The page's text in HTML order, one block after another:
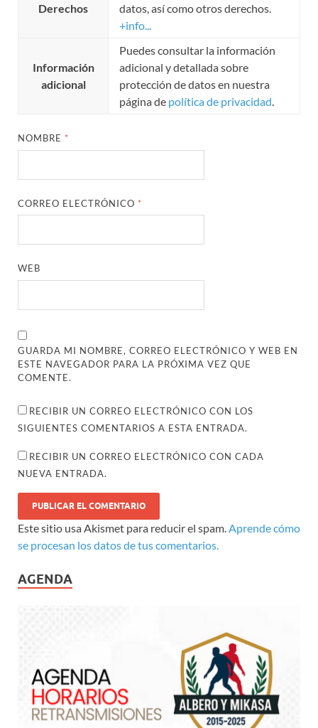
Derechos
datos, así como otros derechos.
+info...
Información
adicional
Puedes consultar la información
adicional y detallada sobre
protección de datos en nuestra
página de política de privacidad.
NOMBRE *
CORREO ELECTRÓNICO *
WEB
GUARDA MI NOMBRE, CORREO ELECTRÓNICO Y WEB EN
ESTE NAVEGADOR PARA LA PRÓXIMA VEZ QUE
COMENTE.
RECIBIR UN CORREO ELECTRÓNICO CON LOS
SIGUIENTES COMENTARIOS A ESTA ENTRADA.
RECIBIR UN CORREO ELECTRÓNICO CON CADA
NUEVA ENTRADA.
Este sitio usa Akismet para reducir el spam.Aprende cómo
se procesan los datos de tus comentarios.
AGENDA